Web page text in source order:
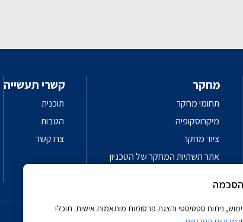
מחקר
תחומי מחקר
מיקרוסקופיה
ציוד מחקר
אתר תשתיות המחקר של הטכניון
קשרי תעשייה
תוכנית
הטבות
צרו קשר
הסכמה
ניתוח סטטיסטי והצגת פרסומות מותאמות אישית. תוכלו